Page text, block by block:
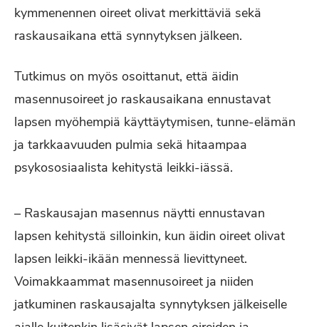
kymmenennen oireet olivat merkittäviä sekä
raskausaikana että synnytyksen jälkeen.
Tutkimus on myös osoittanut, että äidin
masennusoireet jo raskausaikana ennustavat
lapsen myöhempiä käyttäytymisen, tunne-elämän
ja tarkkaavuuden pulmia sekä hitaampaa
psykososiaalista kehitystä leikki-iässä.
– Raskausajan masennus näytti ennustavan
lapsen kehitystä silloinkin, kun äidin oireet olivat
lapsen leikki-ikään mennessä lievittyneet.
Voimakkaammat masennusoireet ja niiden
jatkuminen raskausajalta synnytyksen jälkeiselle